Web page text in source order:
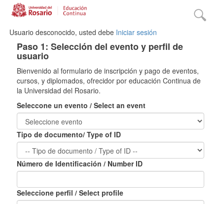
Usuario desconocido, usted debe Iniciar sesión
Paso 1: Selección del evento y perfil de
usuario
Bienvenido al formulario de inscripción y pago de eventos,
cursos, y diplomados, ofrecidor por educación Continua de
la Universidad del Rosario.
Seleccone un evento / Select an event
Tipo de documento/ Type of ID
Número de Identificación / Number ID
Seleccione perfil / Select profile